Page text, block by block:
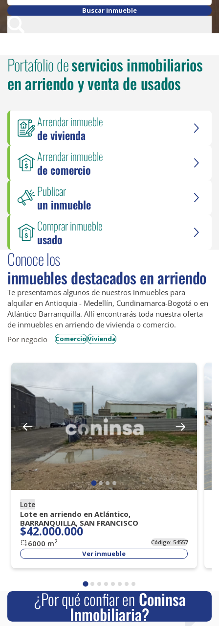
Buscar inmueble
Portafolio deservicios inmobiliarios
en arriendo y venta de usados
Arrendar inmueble
de vivienda
Arrendar inmueble
de comercio
Publicar
un inmueble
Comprar inmueble
usado
Conoce los
inmuebles destacados en arriendo
Te presentamos algunos de nuestros inmuebles para
alquilar en Antioquia - Medellín, Cundinamarca-Bogotá o en
Atlántico Barranquilla. Allí encontrarás toda nuestra oferta
de inmuebles en arriendo de vivienda o comercio.
Por negocio
ComercioVivienda
Lote
Lote en arriendo en Atlántico,
BARRANQUILLA, SAN FRANCISCO
$42.000.000
6000 m2 Código: 54557
Ver inmueble
¿Por qué confiar enConinsa
Inmobiliaria?